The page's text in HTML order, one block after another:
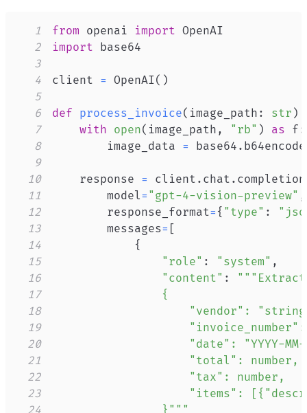
1 from openai import
2
import
3
4
client = OpenAI( )
5
6
def process_invoice( image_path : str )
7
with open( image_path , "rb" ) as f :
8
        image_data
= base64 . b64encode
9
10
    response
= client . chat .
11
        model
= "gpt-4-vision-preview" ,
12
        response_format
= { "type" :
13
        messages
= [
14
{
15
"role" : "system" ,
16
"content" :
17
18
19
20
21
22
23